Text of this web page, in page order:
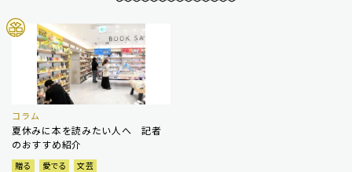
コラム
夏休みに本を読みたい人へ 記者
のおすすめ紹介
贈る 愛でる
文芸